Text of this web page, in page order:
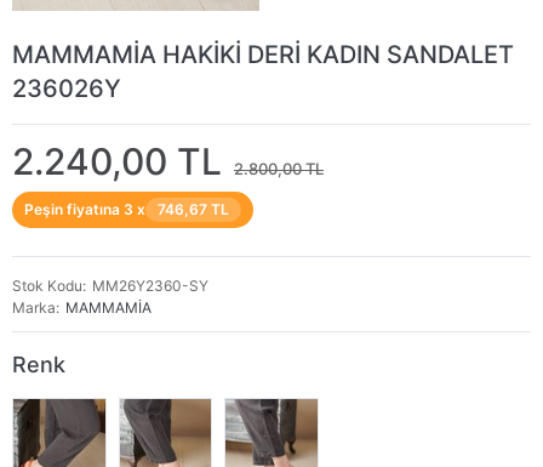
MAMMAMİA HAKİKİ DERİ KADIN SANDALET
236026Y
2.240,00 TL 2.800,00 TL
Peşin fiyatına 3 x 746,67 TL
Stok Kodu
MM26Y2360-SY
Marka
MAMMAMİA
Renk